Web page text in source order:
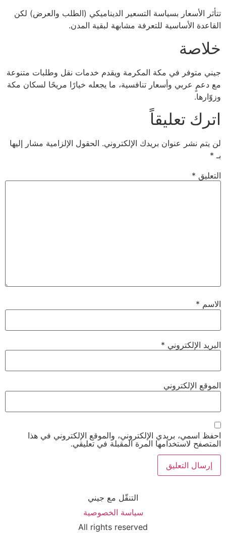
تتأثر الأسعار بسياسة التسعير الديناميكي (الطلب والعرض) لكن
القاعدة الأساسية للتعرفة مشابهة لبقية المدن.
خلاصة
جيني متوفر في مكة المكرمة ويقدم خدمات نقل وطلبات متنوعة
مع دعمٍ عربي وأسعار تنافسية، ما يجعله خيارًا مريحًا لسكان مكة
وزوّارها.
اترك تعليقاً
لن يتم نشر عنوان بريدك الإلكتروني. الحقول الإلزامية مشار إليها
بـ *
التعليق *
الاسم *
البريد الإلكتروني *
الموقع الإلكتروني
احفظ اسمي، بريدي الإلكتروني، والموقع الإلكتروني في هذا
المتصفح لاستخدامها المرة المقبلة في تعليقي.
التنقّل مع جيني
سياسة الخصوصية
All rights reserved